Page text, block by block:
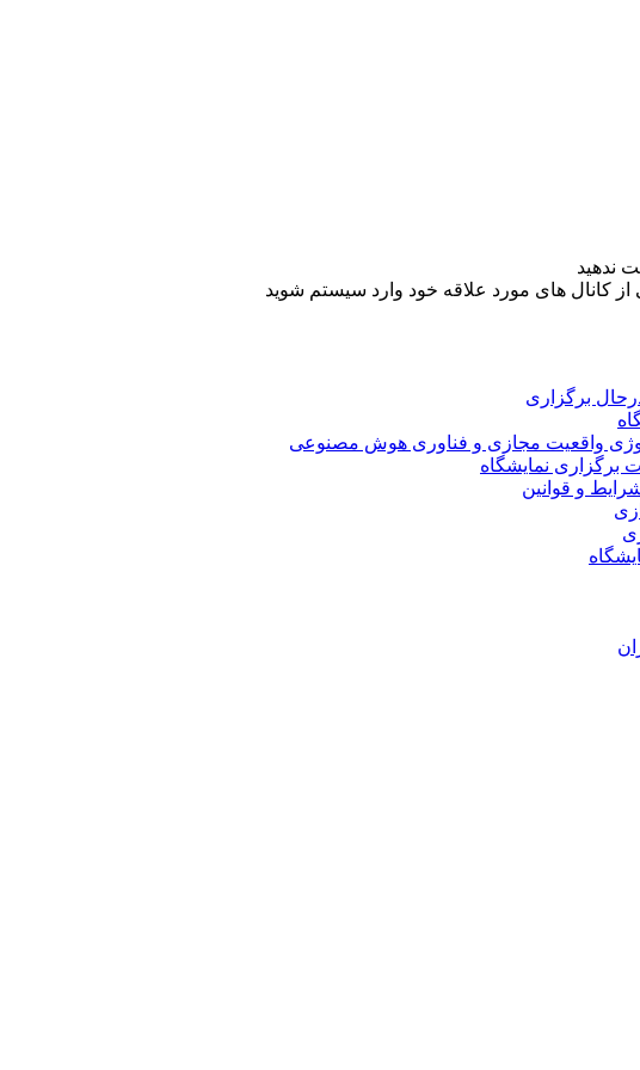
ندهید
از کانال های مورد علاقه خود وارد سیستم شوید
برگزاری
واقعیت مجازی و فناوری هوش مصنوعی
برگزاری نمایشگاه
و قوانین